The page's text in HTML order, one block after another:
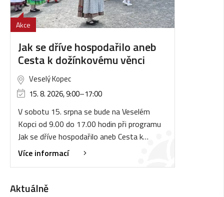
Akce
Jak se dříve hospodařilo aneb
Cesta k dožínkovému věnci
Veselý Kopec
15. 8. 2026, 9:00–17:00
V sobotu 15. srpna se bude na Veselém
Kopci od 9.00 do 17.00 hodin při programu
Jak se dříve hospodařilo aneb Cesta k…
Více informací
Aktuálně